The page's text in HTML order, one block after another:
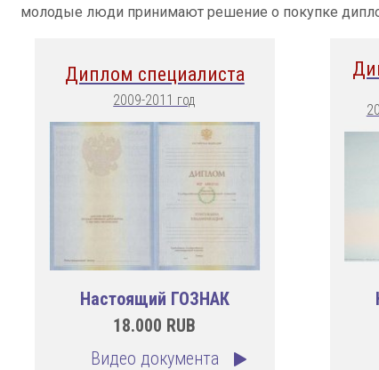
молодые люди принимают решение о покупке
Диплом специалиста
2009-2011 год
Настоящий ГОЗНАК
18.000 RUB
Видео документа